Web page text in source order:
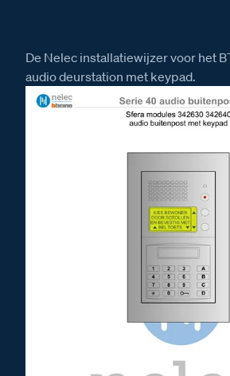
De Nelec installatiewijzer voor het
audio deurstation met keypad.